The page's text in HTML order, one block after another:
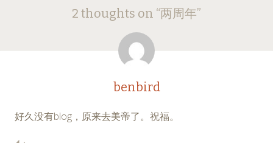
navigation
2 thoughts on “两周年”
benbird
好久没有blog，原来去美帝了。祝福。